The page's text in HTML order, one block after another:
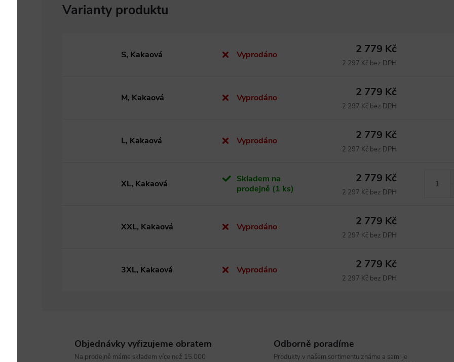
S, Kakaová Vyprodáno 2 779 Kč
2 297 Kč bez DPH
M, Kakaová Vyprodáno 2 779 Kč
2 297 Kč bez DPH
L, Kakaová Vyprodáno 2 779 Kč
2 297 Kč bez DPH
XL, Kakaová
Skladem na
prodejně (1 ks)
2 779 Kč
2 297 Kč bez DPH
XXL, Kakaová Vyprodáno 2 779 Kč
2 297 Kč bez DPH
3XL, Kakaová Vyprodáno 2 779 Kč
2 297 Kč bez DPH
Objednávky vyřizujeme obratem
Na prodejně máme skladem více než 15.000
Odborně poradíme
Produkty v našem sortimentu známe a sami je